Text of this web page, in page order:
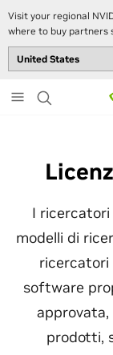
Visit your regional
where to buy partners
to
I ricercatori
modelli di
ricercatori
software
approvata,
prodotti,